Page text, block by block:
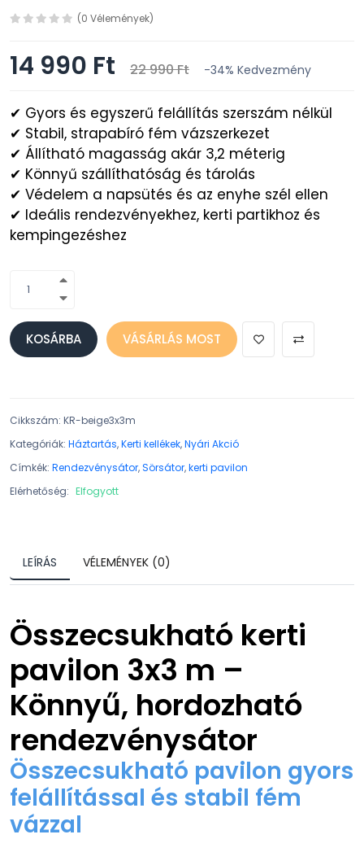
(0 Vélemények)
14 990 Ft 22 990 Ft -34% Kedvezmény
✔ Gyors és egyszerű felállítás szerszám nélkül
✔ Stabil, strapabíró fém vázszerkezet
✔ Állítható magasság akár 3,2 méterig
✔ Könnyű szállíthatóság és tárolás
✔ Védelem a napsütés és az enyhe szél ellen
✔ Ideális rendezvényekhez, kerti partikhoz és
kempingezéshez
KOSÁRBA VÁSÁRLÁS MOST
Cikkszám: KR-beige3x3m
Kategóriák: Háztartás,Kerti kellékek,Nyári Akció
Címkék: Rendezvénysátor,Sörsátor,kerti pavilon
Elérhetőség: Elfogyott
LEÍRÁS VÉLEMÉNYEK (0)
Összecsukható kerti
pavilon 3x3 m –
Könnyű, hordozható
rendezvénysátor
Összecsukható pavilon gyors
felállítással és stabil fém
vázzal